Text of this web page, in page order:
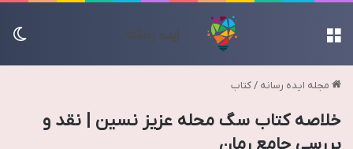
مجله ایده رسانه /کتاب
خلاصه کتاب سگ محله عزیز نسین | نقد و